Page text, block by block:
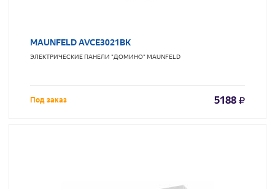
MAUNFELD AVCE3021BK
ЭЛЕКТРИЧЕСКИЕ ПАНЕЛИ "ДОМИНО"MAUNFELD
Под заказ 5188